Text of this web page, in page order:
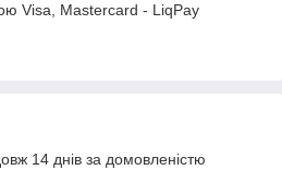
Visa, Mastercard - LiqPay
14 днів за домовленістю